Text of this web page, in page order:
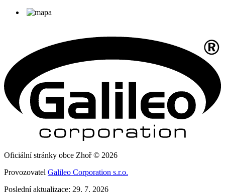
Oficiální stránky obce Zhoř © 2026
Provozovatel Galileo Corporation s.r.o.
Poslední aktualizace: 29. 7. 2026